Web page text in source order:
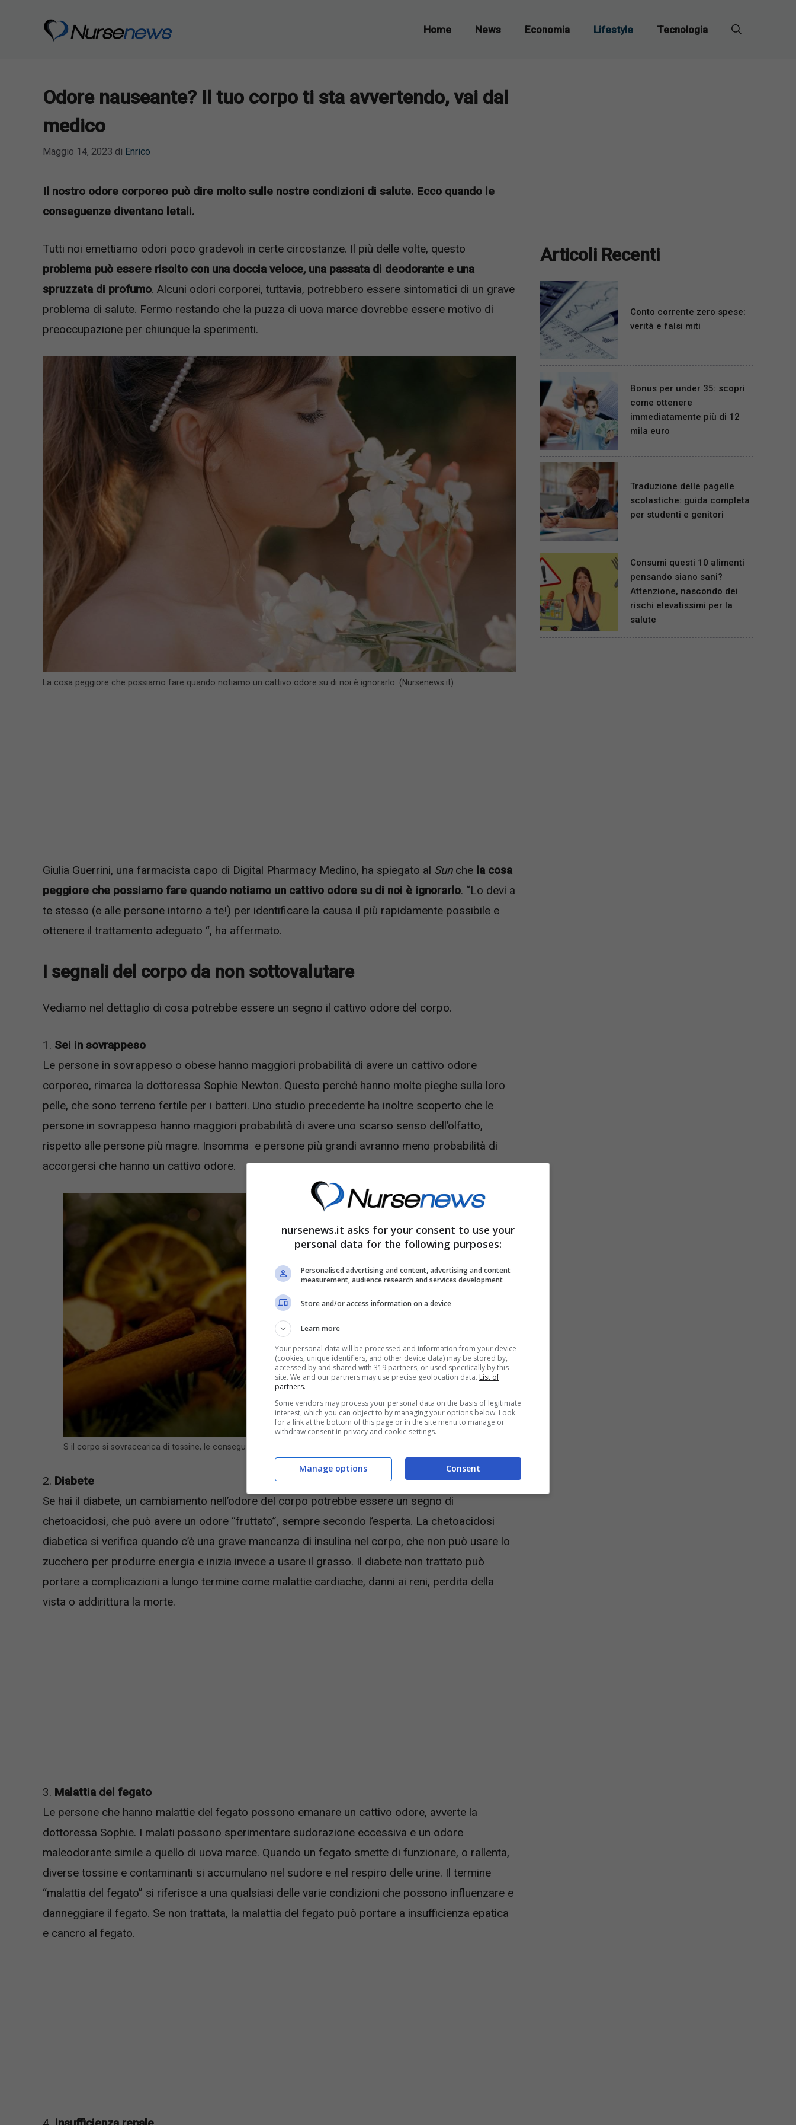
Home News Economia Lifestyle Tecnologia
Odore nauseante? Il tuo corpo ti sta avvertendo, vai dal
medico
Maggio 14, 2023 di Enrico
Il nostro odore corporeo può dire molto sulle nostre condizioni di salute. Ecco quando le
conseguenze diventano letali.
Tutti noi emettiamo odori poco gradevoli in certe circostanze. Il più delle volte, questo
problema può essere risolto con una doccia veloce, una passata di deodorante e una
spruzzata di profumo. Alcuni odori corporei, tuttavia, potrebbero essere sintomatici di un grave
problema di salute. Fermo restando che la puzza di uova marce dovrebbe essere motivo di
preoccupazione per chiunque la sperimenti.
La cosa peggiore che possiamo fare quando notiamo un cattivo odore su di noi è ignorarlo. (Nursenews.it)
Giulia Guerrini, una farmacista capo di Digital Pharmacy Medino, ha spiegato al Sunche la cosa
peggiore che possiamo fare quando notiamo un cattivo odore su di noi è ignorarlo. “Lo devi a
te stesso (e alle persone intorno a te!) per identificare la causa il più rapidamente possibile e
ottenere il trattamento adeguato “, ha affermato.
I segnali del corpo da non sottovalutare
Vediamo nel dettaglio di cosa potrebbe essere un segno il cattivo odore del corpo.
1. Sei in sovrappeso
Le persone in sovrappeso o obese hanno maggiori probabilità di avere un cattivo odore
corporeo, rimarca la dottoressa Sophie Newton. Questo perché hanno molte pieghe sulla loro
pelle, che sono terreno fertile per i batteri. Uno studio precedente ha inoltre scoperto che le
persone in sovrappeso hanno maggiori probabilità di avere uno scarso senso dell’olfatto,
rispetto alle persone più magre. Insomma e persone più grandi avranno meno probabilità di
accorgersi che hanno un cattivo odore.
S il corpo si sovraccarica di tossine, le conseguenze possono essere molto pericolose (Ossinotizie.it)
2. Diabete
Se hai il diabete, un cambiamento nell’odore del corpo potrebbe essere un segno di
chetoacidosi, che può avere un odore “fruttato”, sempre secondo l’esperta. La chetoacidosi
diabetica si verifica quando c’è una grave mancanza di insulina nel corpo, che non può usare lo
zucchero per produrre energia e inizia invece a usare il grasso. Il diabete non trattato può
portare a complicazioni a lungo termine come malattie cardiache, danni ai reni, perdita della
vista o addirittura la morte.
3. Malattia del fegato
Le persone che hanno malattie del fegato possono emanare un cattivo odore, avverte la
dottoressa Sophie. I malati possono sperimentare sudorazione eccessiva e un odore
maleodorante simile a quello di uova marce. Quando un fegato smette di funzionare, o rallenta,
diverse tossine e contaminanti si accumulano nel sudore e nel respiro delle urine. Il termine
“malattia del fegato” si riferisce a una qualsiasi delle varie condizioni che possono influenzare e
danneggiare il fegato. Se non trattata, la malattia del fegato può portare a insufficienza epatica
e cancro al fegato.
Articoli Recenti
Conto corrente zero spese:
verità e falsi miti
Bonus per under 35: scopri
come ottenere
immediatamente più di 12
mila euro
Traduzione delle pagelle
scolastiche: guida completa
per studenti e genitori
Consumi questi 10 alimenti
pensando siano sani?
Attenzione, nascondo dei
rischi elevatissimi per la
salute
nursenews.it asks for your consent to use your
personal data for the following purposes:
Personalised advertising and content, advertising and content
measurement, audience research and services development
Store and/or access information on a device
Learn more
Your personal data will be processed and information from your device
(cookies, unique identifiers, and other device data) may be stored by,
accessed by and shared with 319 partners, or used specifically by this
site. We and our partners may use precise geolocation data. List of
partners.
Some vendors may process your personal data on the basis of legitimate
interest, which you can object to by managing your options below. Look
for a link at the bottom of this page or in the site menu to manage or
withdraw consent in privacy and cookie settings.
Consent
Manage options